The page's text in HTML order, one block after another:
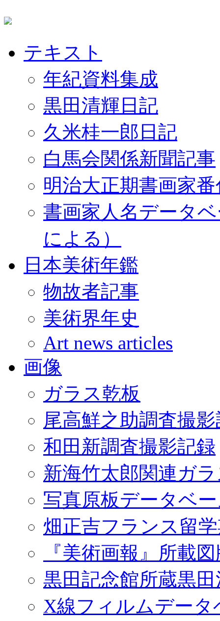
テキスト
年紀資料集成
黒田清輝日記
久米桂一郎日記
白馬会関係新聞記事
明治大正期書画家
書画家人名データ
による）
日本美術年鑑
物故者記事
美術界年史
Art news articles
画像
ガラス乾板
尾高鮮之助調査撮
和田新調査撮影記録
新海竹太郎関連ガ
写真原板データベ
畑正吉フランス留
『美術画報』所載
黒田記念館所蔵黒
X線フィルムデータ